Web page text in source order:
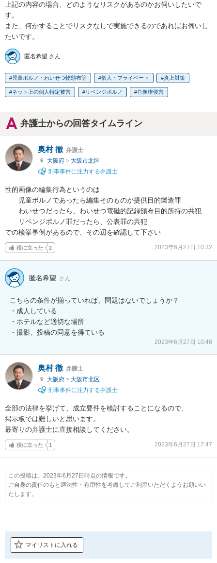
上記の内容の場合、どのようなリスクがあるのかお伺いしたいで
す。
また、何かすることでリスクなしで実施できるのであればお伺いし
たいです。
匿名希望 さん
児童ポルノ・わいせつ物頒布等 個人・プライベート 炎上対策
ネット上の個人特定被害 リベンジポルノ 肖像権侵害
弁護士からの回答タイムライン
奥村 徹 弁護士
大阪府 > 大阪市北区
刑事事件に注力する弁護士
性的画像の編集行為というのは
児童ポルノであったら編集そのものが提供目的製造罪
わいせつだったら、わいせつ電磁的記録頒布目的所持の共犯
リベンジポルノ罪だったら、公表罪の共犯
での検挙事例があるので、その辺を確認して下さい
役に立った 2 2023年6月27日 10:32
匿名希望 さん
こちらの条件が揃っていれば、問題はないでしょうか？
・成人している
・ホテルなど適切な場所
・撮影、投稿の同意を得ている
2023年6月27日 10:48
奥村 徹 弁護士
大阪府 > 大阪市北区
刑事事件に注力する弁護士
全部の法律を挙げて、成立要件を検討することになるので、
掲示板では難しいと思います。
最寄りの弁護士に直接相談してください。
役に立った 1 2023年6月27日 17:47
この投稿は、2023年6月27日時点の情報です。
ご自身の責任のもと適法性・有用性を考慮してご利用いただくようお願いい
たします。
マイリストに入れる